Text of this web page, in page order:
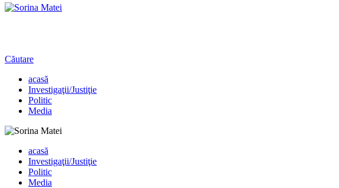
Căutare
acasă
Investigaţii/Justiţie
Politic
Media
acasă
Investigaţii/Justiţie
Politic
Media